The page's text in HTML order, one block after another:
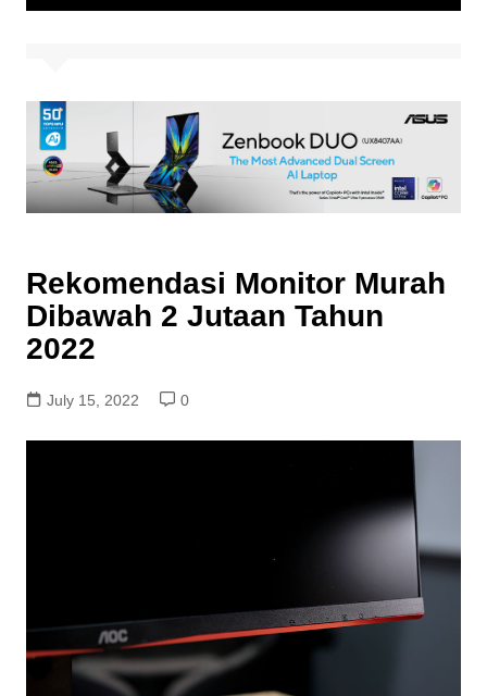
Rekomendasi Monitor Murah
Dibawah 2 Jutaan Tahun
2022
July 15, 2022 0